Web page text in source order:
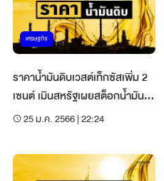
เศรษฐกิจ
ราคาน้ำมันดิบเวสต์เท็กซัสเพิ่ม 2
เซนต์ เมินสหรัฐเผยสต็อกน้ำมัน
เพิ่มขึ้น
25 ม.ค. 2566 | 22:24